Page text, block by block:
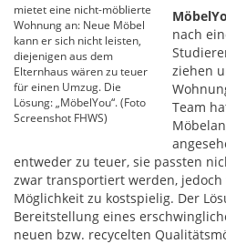
mietet eine nicht-möblierte
Wohnung an: Neue Möbel
kann er sich nicht leisten,
diejenigen aus dem
Elternhaus wären zu teuer
für einen Umzug. Die
Lösung: „MöbelYou“. (Foto
Screenshot FHWS)
nach
ziehen
Team
entweder zu teuer, sie passten
zwar transportiert werden, jedoch
Möglichkeit zu kostspielig. Der
Bereitstellung eines
neuen bzw. recycelten